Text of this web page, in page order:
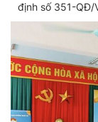
định số 351-QĐ/